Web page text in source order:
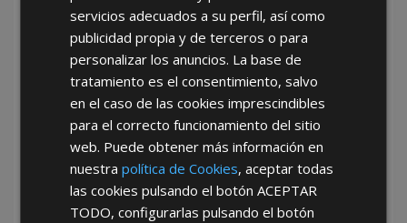
*Abstenerse particulares, sólo venta a tiendas y empresas minoristas y
servicios adecuados a su perfil, así como
publicidad propia y de terceros o para
personalizar los anuncios. La base de
tratamiento es el consentimiento, salvo
en el caso de las cookies imprescindibles
para el correcto funcionamiento del sitio
web. Puede obtener más información en
nuestrapolítica de Cookies, aceptar todas
las cookies pulsando el botónACEPTAR
TODO, configurarlas pulsando el botón